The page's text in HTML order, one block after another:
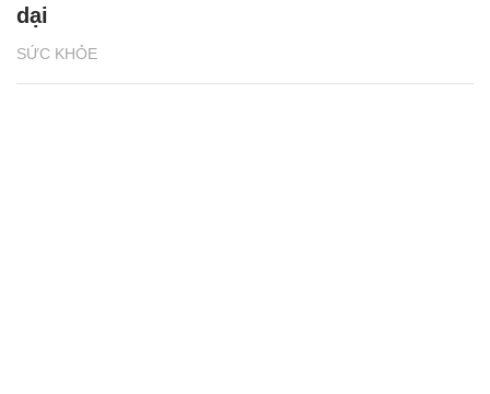
SỨC KHỎE
dại